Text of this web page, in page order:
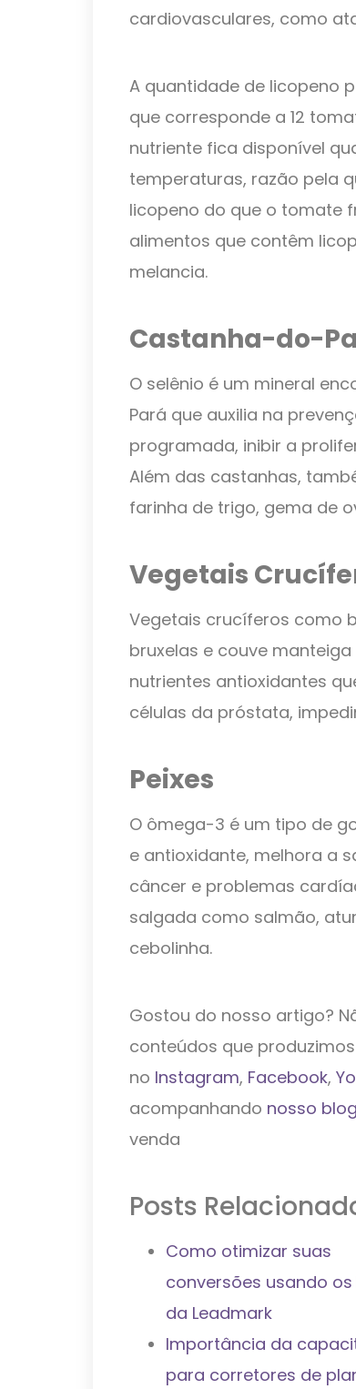
cardiovasculares, como
A quantidade de licopeno
que corresponde a 12
nutriente fica disponível
temperaturas, razão pela
licopeno do que o tomate
alimentos que contêm
melancia.
Castanha-do-
O selênio é um mineral
Pará que auxilia na
programada, inibir a
Além das castanhas,
farinha de trigo, gema de
Vegetais
Vegetais crucíferos como
bruxelas e couve
nutrientes antioxidantes
células da próstata,
Peixes
O ômega-3 é um tipo de
e antioxidante, melhora a
câncer e problemas
salgada como salmão,
cebolinha.
Gostou do nosso artigo?
conteúdos que
no Instagram, Facebook,
acompanhando nosso blog
venda
Posts
Como otimizar suas
conversões usando
da Leadmark
Importância da
para corretores de